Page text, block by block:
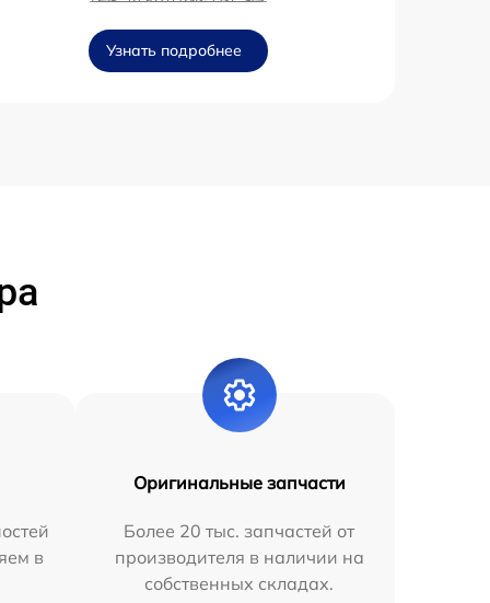
Узнать подробнее
в
Оригинальные запчасти
Более 20 тыс. запчастей от
производителя в наличии на
собственных складах.